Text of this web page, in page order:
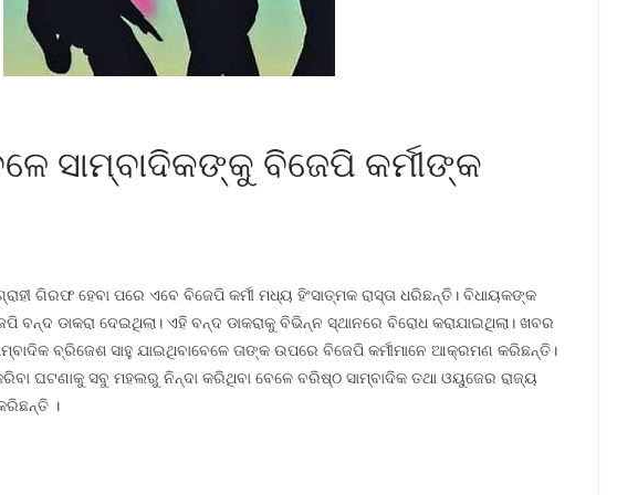
ସାମ୍ବାଦିକଙ୍କୁ ବିଜେପି କର୍ମୀଙ୍କ
ଗିରଫ ହେବା ପରେ ଏବେ ବିଜେପି କର୍ମୀ ମଧ୍ୟ ହିଂସାତ୍ମକ ରାସ୍ତା ଧରିଛନ୍ତି। ବିଧାୟକଙ୍କ
ଡାକରା ଦେଇଥିଲା। ଏହି ବନ୍ଦ ଡାକରାକୁ ବିଭିନ୍ନ ସ୍ଥାନରେ ବିରୋଧ କରାଯାଇଥିଲା। ଖବର
ବ୍ରିଜେଶ ସାହୁ ଯାଇଥିବାବେଳେ ତାଙ୍କ ଉପରେ ବିଜେପି କର୍ମୀମାନେ ଆକ୍ରମଣ କରିଛନ୍ତି।
ଘଟଣାକୁ ସବୁ ମହଲରୁ ନିନ୍ଦା କରିଥିବା ବେଳେ ବରିଷ୍ଠ ସାମ୍ବାଦିକ ତଥା ଓୟୁଜେର ରାଜ୍ୟ
।